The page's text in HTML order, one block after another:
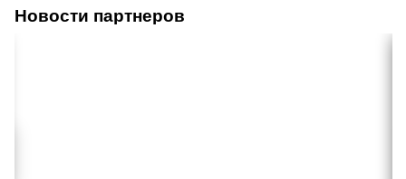
Новости партнеров